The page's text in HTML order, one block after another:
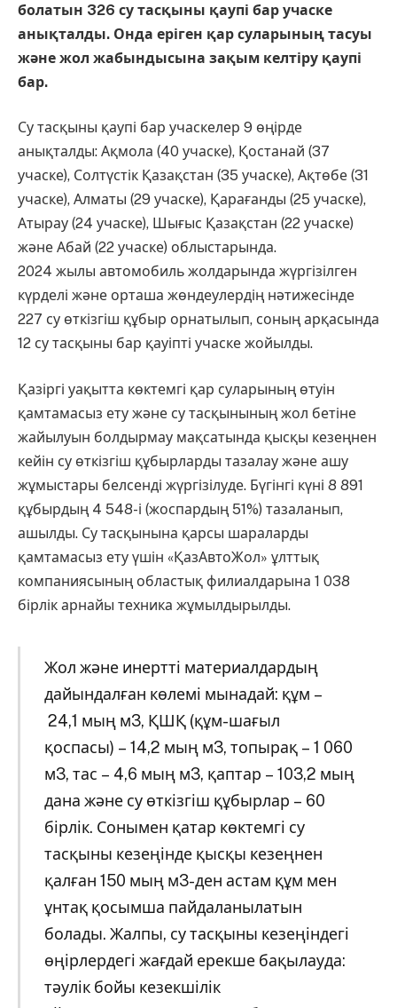
болатын 326 су тасқыны қаупі бар учаске
анықталды. Онда еріген қар суларының тасуы
және жол жабындысына зақым келтіру қаупі
бар.
Су тасқыны қаупі бар учаскелер 9 өңірде
анықталды: Ақмола (40 учаске), Қостанай (37
учаске), Солтүстік Қазақстан (35 учаске), Ақтөбе (31
учаске), Алматы (29 учаске), Қарағанды ​​(25 учаске),
Атырау (24 учаске), Шығыс Қазақстан (22 учаске) ​​
және Абай (22 учаске) ​​облыстарында.
2024 жылы автомобиль жолдарында жүргізілген
күрделі және орташа жөндеулердің нәтижесінде
227 су өткізгіш құбыр орнатылып, соның арқасында
12 су тасқыны бар қауіпті учаске жойылды.
Қазіргі уақытта көктемгі қар суларының өтуін
қамтамасыз ету және су тасқынының жол бетіне
жайылуын болдырмау мақсатында қысқы кезеңнен
кейін су өткізгіш құбырларды тазалау және ашу
жұмыстары белсенді жүргізілуде. Бүгінгі күні 8 891
құбырдың 4 548-і (жоспардың 51%) тазаланып,
ашылды. Су тасқынына қарсы шараларды
қамтамасыз ету үшін «ҚазАвтоЖол» ұлттық
компаниясының областық филиалдарына 1 038
бірлік арнайы техника жұмылдырылды.
Жол және инертті материалдардың
дайындалған көлемі мынадай: құм –
24,1 мың м3, ҚШҚ (құм-шағыл
қоспасы) – 14,2 мың м3, топырақ – 1 060
м3, тас – 4,6 мың м3, қаптар – 103,2 мың
дана және су өткізгіш құбырлар – 60
бірлік. Сонымен қатар көктемгі су
тасқыны кезеңінде қысқы кезеңнен
қалған 150 мың м3-ден астам құм мен
ұнтақ қосымша пайдаланылатын
болады. Жалпы, су тасқыны кезеңіндегі
өңірлердегі жағдай ерекше бақылауда:
тәулік бойы кезекшілік